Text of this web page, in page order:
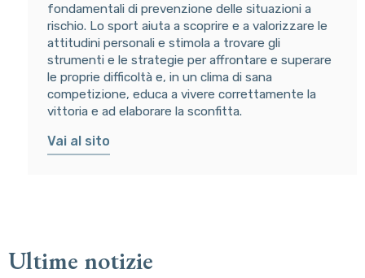
fondamentali di prevenzione delle situazioni a
rischio. Lo sport aiuta a scoprire e a valorizzare le
attitudini personali e stimola a trovare gli
strumenti e le strategie per affrontare e superare
le proprie difficoltà e, in un clima di sana
competizione, educa a vivere correttamente la
vittoria e ad elaborare la sconfitta.
Vai al sito
Ultime notizie